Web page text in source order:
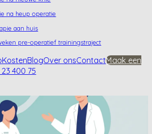
na heup operatie
aan huis
pre-operatief trainingstraject
KostenBlogOver onsContactMaak een
23 400 75
complicaties heeft onbehandelde knieartrose?